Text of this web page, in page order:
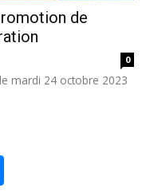
de
0
mardi 24 octobre 2023